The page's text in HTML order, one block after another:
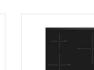
gia đình.